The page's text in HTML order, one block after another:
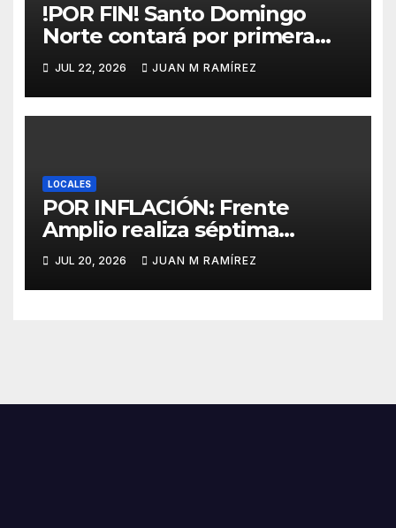
!POR FIN! Santo Domingo
Norte contará por primera
vez con un mercado
municipal gracias al Mivhed
JUL 22, 2026 JUAN M RAMÍREZ
LOCALES
POR INFLACIÓN: Frente
Amplio realiza séptima
caminata protesta en SDN
contra el alto costo de la vida
y los abusos policiales
JUL 20, 2026 JUAN M RAMÍREZ